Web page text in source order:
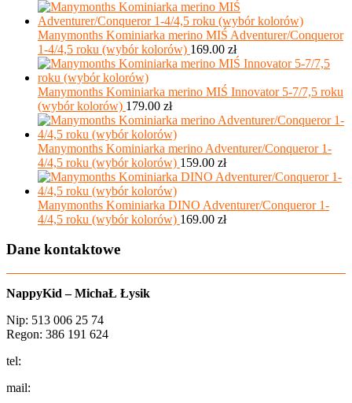
Manymonths Kominiarka merino MIŚ Adventurer/Conqueror
1-4/4,5 roku (wybór kolorów) 169.00 zł
Manymonths Kominiarka merino MIŚ Innovator 5-7/7,5 roku
(wybór kolorów) 179.00 zł
Manymonths Kominiarka merino Adventurer/Conqueror 1-
4/4,5 roku (wybór kolorów) 159.00 zł
Manymonths Kominiarka DINO Adventurer/Conqueror 1-
4/4,5 roku (wybór kolorów) 169.00 zł
Dane kontaktowe
NappyKid – MichaŁ Łysik
Nip: 513 006 25 74
Regon: 386 191 624
tel:
mail: